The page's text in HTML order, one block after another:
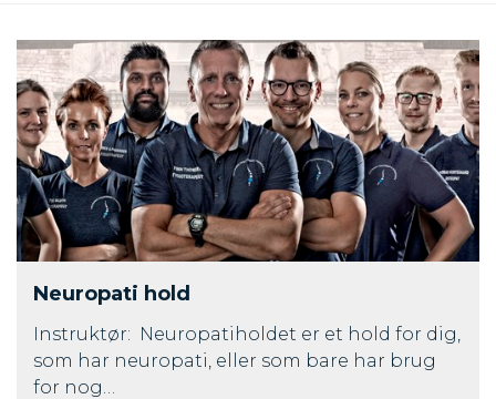
Neuropati hold
Instruktør: Neuropatiholdet er et hold for dig,
som har neuropati, eller som bare har brug
for nog…